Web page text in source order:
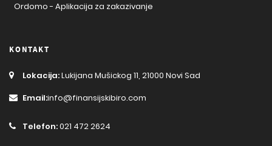
Ordomo - Aplikacija za zakazivanje
KONTAKT
Lokacija:Lukijana Mušickog 11, 21000 Novi Sad
Email:info@finansijskibiro.com
Telefon:021 472 2624